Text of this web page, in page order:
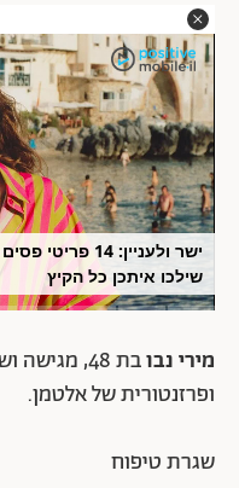
ישר ולעניין: 14
שילכו איתכן כל הקיץ
מירי נבו
בת 48,
ופרזנטורית של אלטמן.
שגרת טיפוח